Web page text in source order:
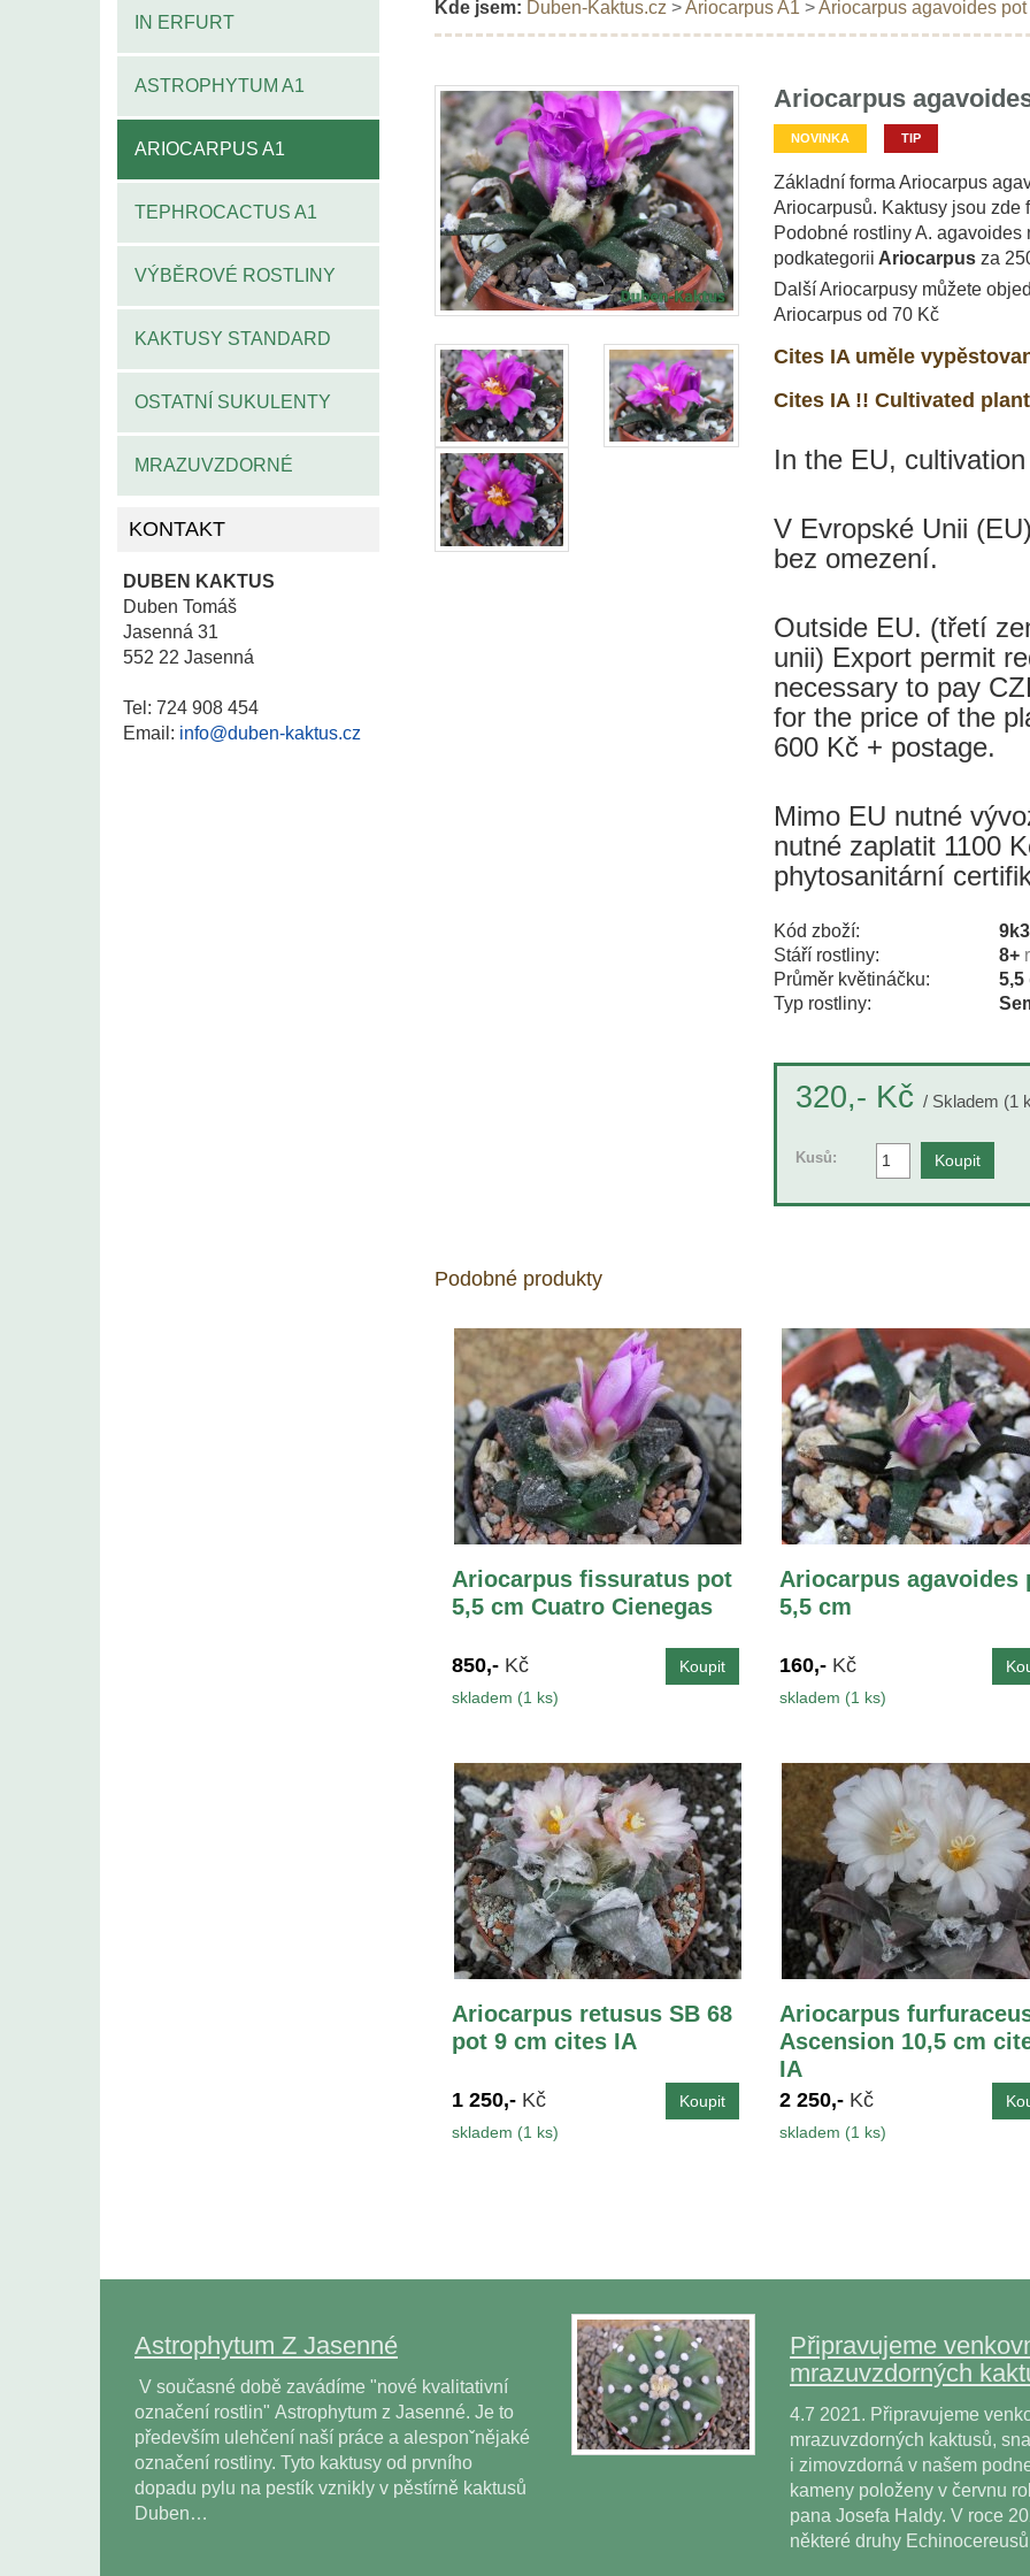
IN ERFURT
ASTROPHYTUM A1
ARIOCARPUS A1
TEPHROCACTUS A1
VÝBĚROVÉ ROSTLINY
KAKTUSY STANDARD
OSTATNÍ SUKULENTY
MRAZUVZDORNÉ
KONTAKT
DUBEN KAKTUS
Duben Tomáš
Jasenná 31
552 22 Jasenná
Tel: 724 908 454
Email: info@duben-kaktus.cz
Kde jsem: Duben-Kaktus.cz >Ariocarpus A1 >Ariocarpus agavoides
Ariocarpus
NOVINKA TIP
Základní forma Ariocarpus
Ariocarpusů. Kaktusy jsou zde
Podobné rostliny A.
podkategorii Ariocarpusza
Další Ariocarpusy můžete
Ariocarpus od 70 Kč
Cites IA uměle
Cites IA !! Cultivated plant
In the EU,
V Evropské Unii
bez omezení.
Outside EU. (třetí
unii) Export permit
necessary to pay
for the price of the
600 Kč + postage.
Mimo EU nutné
nutné zaplatit 1100
phytosanitární
Kód zboží:
Stáří rostliny:
8+
Průměr květináčku:
5,5
Typ rostliny:
320,- Kč / Skladem (1
Kusů:
Podobné produkty
Ariocarpus fissuratus pot
5,5 cm Cuatro Cienegas
850,- Kč
skladem (1 ks)
Ariocarpus agavoides
5,5 cm
160,- Kč
skladem (1 ks)
Ariocarpus retusus SB 68
pot 9 cm cites IA
1 250,- Kč
skladem (1 ks)
Ariocarpus
Ascension 10,5 cm
IA
2 250,- Kč
skladem (1 ks)
Astrophytum Z Jasenné
V současné době zavádíme "nové kvalitativní
označení rostlin" Astrophytum z Jasenné. Je to
především ulehčení naší práce a alesponˇnějaké
označení rostliny. Tyto kaktusy od prvního
dopadu pylu na pestík vznikly v pěstírně kaktusů
Duben…
Připravujeme
mrazuvzdorných
4.7 2021. Připravujeme
mrazuvzdorných kaktusů,
i zimovzdorná v našem
kameny položeny v červnu
pana Josefa Haldy. V roce
některé druhy